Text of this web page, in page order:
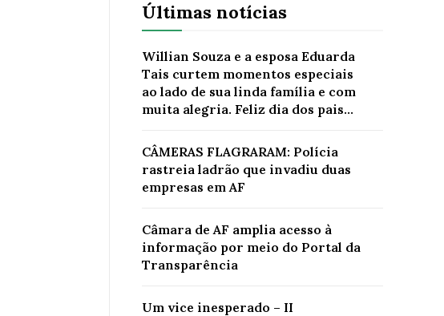
Últimas notícias
Willian Souza e a esposa Eduarda
Tais curtem momentos especiais
ao lado de sua linda família e com
muita alegria. Feliz dia dos pais...
CÂMERAS FLAGRARAM: Polícia
rastreia ladrão que invadiu duas
empresas em AF
Câmara de AF amplia acesso à
informação por meio do Portal da
Transparência
Um vice inesperado – II